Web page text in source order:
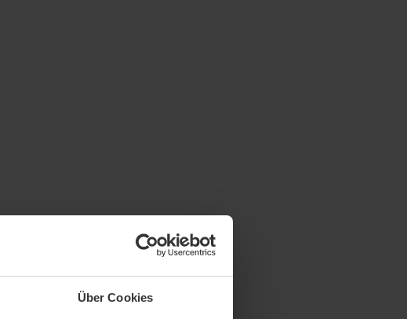
Über Cookies